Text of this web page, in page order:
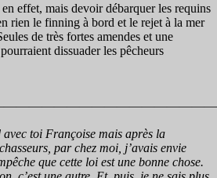
en effet, mais devoir débarquer les requins
rien le finning à bord et le rejet à la mer
de très fortes amendes et une
dissuader les pêcheurs
avec toi Françoise mais après la
par chez moi, j’avais envie
que cette loi est une bonne chose.